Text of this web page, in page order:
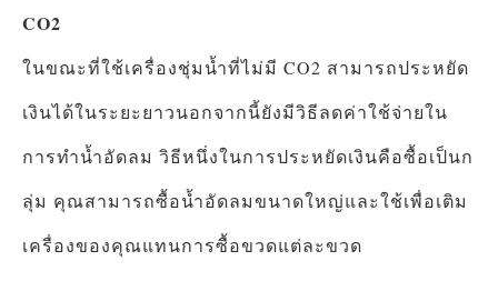
CO2
ในขณะที่ใช้เครื่องชุ่มน้ำที่ไม่มี CO2 สามารถประหยัด
เงินได้ในระยะยาวนอกจากนี้ยังมีวิธีลดค่าใช้จ่ายใน
การทำน้ำอัดลม วิธีหนึ่งในการประหยัดเงินคือซื้อเป็นก
ลุ่ม คุณสามารถซื้อน้ำอัดลมขนาดใหญ่และใช้เพื่อเติม
เครื่องของคุณแทนการซื้อขวดแต่ละขวด